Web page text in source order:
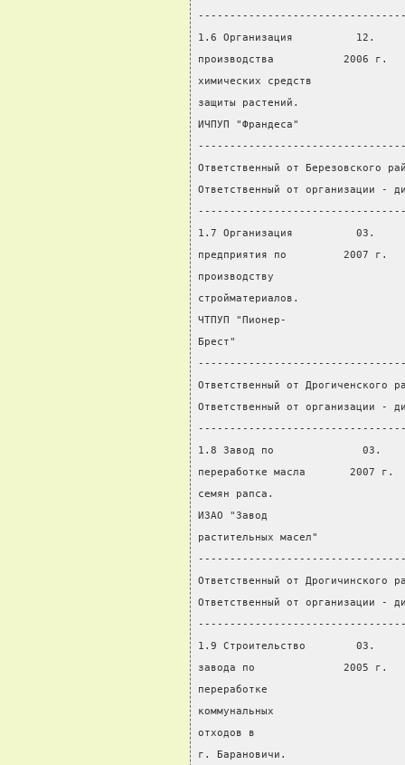
1.6 Организация
производства           2006
химических средств
защиты растений.
ИЧПУП "Франдеса"
Ответственный от Березовского
Ответственный от организации -
1.7 Организация
предприятия по         2007
производству
стройматериалов.
ЧТПУП "Пионер-
Брест"
Ответственный от Дрогиченского
Ответственный от организации -
1.8 Завод по
переработке масла       2007
семян рапса.
ИЗАО "Завод
растительных масел"
Ответственный от Дрогичинского
Ответственный от организации -
1.9 Строительство
завода по              2005 г.
переработке
коммунальных
отходов в
г. Барановичи.